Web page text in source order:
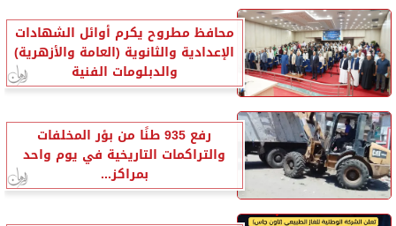
محافظ مطروح يكرم أوائل الشهادات
الإعدادية والثانوية (العامة والأزهرية)
والدبلومات الفنية
رفع 935 طنًا من بؤر المخلفات
والتراكمات التاريخية في يوم واحد
بمراكز...